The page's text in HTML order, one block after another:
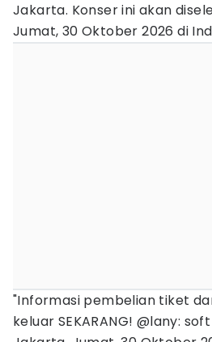
Jakarta. Konser ini akan
Jumat, 30 Oktober 2026 di
"Informasi pembelian tiket
keluar SEKARANG! @lany: